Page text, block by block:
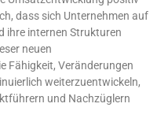
dass sich Unternehmen auf
ihre internen Strukturen
neuen
Fähigkeit, Veränderungen
weiterzuentwickeln,
und Nachzüglern